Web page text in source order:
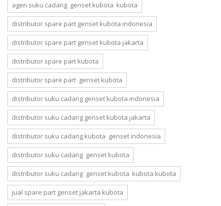
agen suku cadang genset kubota kubota
distributor spare part genset kubota indonesia
distributor spare part genset kubota jakarta
distributor spare part kubota
distributor spare part genset kubota
distributor suku cadang genset kubota indonesia
distributor suku cadang genset kubota jakarta
distributor suku cadang kubota genset indonesia
distributor suku cadang genset kubota
distributor suku cadang genset kubota kubota kubota
jual spare part genset jakarta kubota